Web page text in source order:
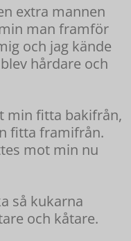
extra mannen
man framför
och jag kände
hårdare och
min fitta bakifrån,
fitta framifrån.
mot min nu
så kukarna
och kåtare.